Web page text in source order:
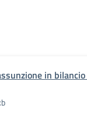
in bilancio